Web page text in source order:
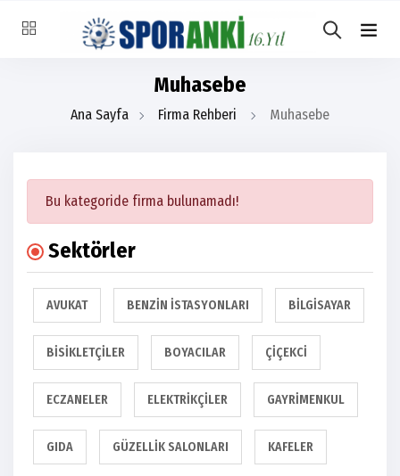
Muhasebe
Ana Sayfa Firma Rehberi Muhasebe
Bu kategoride firma bulunamadı!
Sektörler
AVUKAT BENZIN İSTASYONLARI BILGISAYAR
BISIKLETÇILER BOYACILAR ÇIÇEKCI
ECZANELER ELEKTRIKÇILER GAYRIMENKUL
GIDA GÜZELLIK SALONLARI KAFELER